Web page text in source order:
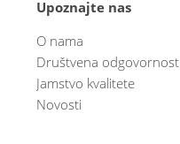
Upoznajte nas
O nama
Društvena odgovornost
Jamstvo kvalitete
Novosti